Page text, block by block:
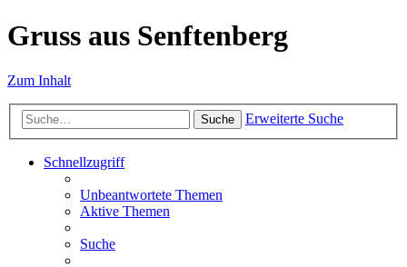
Gruss aus Senftenberg
Zum Inhalt
Suche Erweiterte Suche
Schnellzugriff
Unbeantwortete Themen
Aktive Themen
Suche